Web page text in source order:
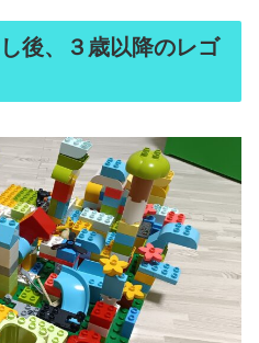
後、３歳以降のレゴ